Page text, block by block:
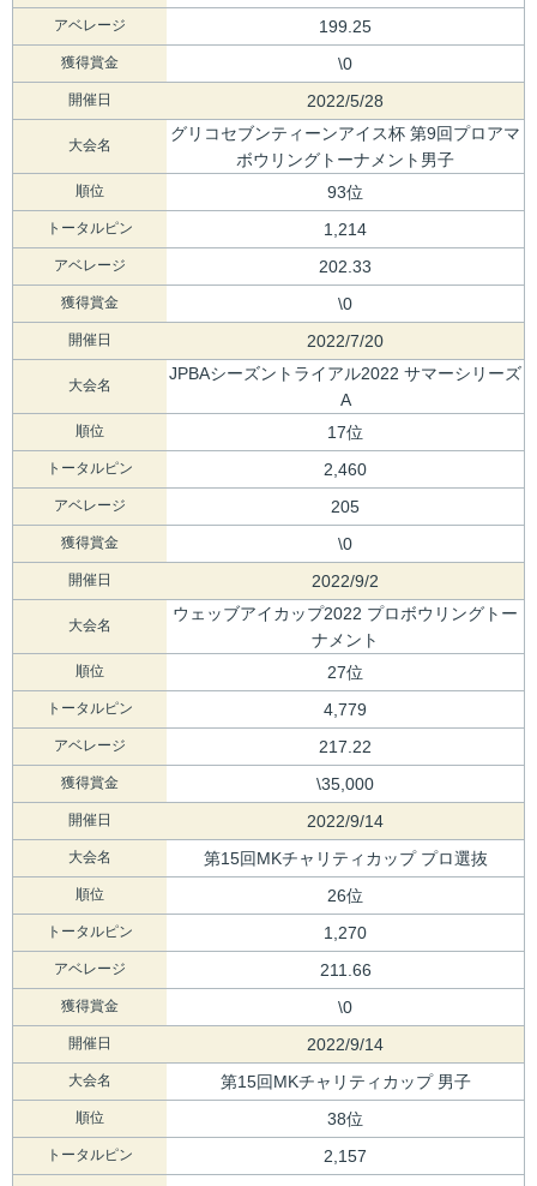
アベレージ 199.25
獲得賞金 \0
開催日 2022/5/28
大会名
グリコセブンティーンアイス杯 第9回プロアマ
ボウリングトーナメント男子
順位 93位
トータルピン 1,214
アベレージ 202.33
獲得賞金 \0
開催日 2022/7/20
大会名
JPBAシーズントライアル2022 サマーシリーズ
A
順位 17位
トータルピン 2,460
アベレージ 205
獲得賞金 \0
開催日 2022/9/2
大会名
ウェッブアイカップ2022 プロボウリングトー
ナメント
順位 27位
トータルピン 4,779
アベレージ 217.22
獲得賞金 \35,000
開催日 2022/9/14
大会名 第15回MKチャリティカップ プロ選抜
順位 26位
トータルピン 1,270
アベレージ 211.66
獲得賞金 \0
開催日 2022/9/14
大会名 第15回MKチャリティカップ 男子
順位 38位
トータルピン 2,157